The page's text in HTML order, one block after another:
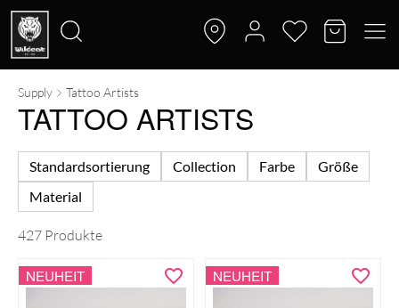
Suche
nach:
Supply Tattoo Artists
TATTOO ARTISTS
Standardsortierung Collection Farbe
Größe
Material
427 Produkte
NEUHEIT NEUHEIT